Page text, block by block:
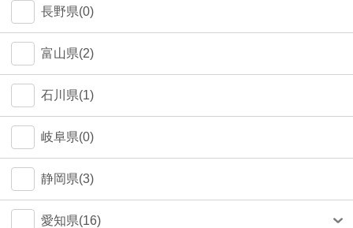
荒川区(0)
長野県(0)
富山県(2)
石川県(1)
岐阜県(0)
静岡県(3)
愛知県(16)